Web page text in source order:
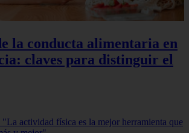
la conducta alimentaria en
claves para distinguir el